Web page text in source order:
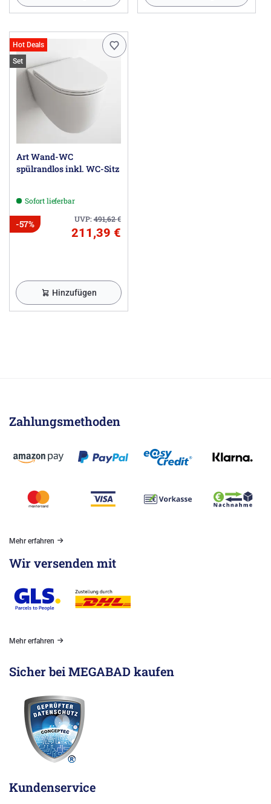
Hot Deals
Set
Art Wand-WC
spülrandlos inkl. WC-Sitz
Sofort lieferbar
UVP:491,62€
-57%
211,39 €
Hinzufügen
Zahlungsmethoden
Mehr erfahren
Wir versenden mit
Mehr erfahren
Sicher bei MEGABAD kaufen
Kundenservice